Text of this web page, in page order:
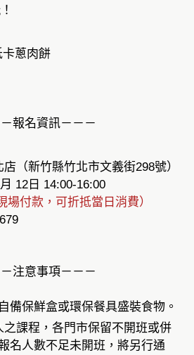
蔥肉餅
報名資訊－－－
（新竹縣竹北市文義街298號）
12日 14:00-16:00
場付款，可折抵當日消費）
注意事項－－－
備保鮮盒或環保餐具盛裝食物。
之課程，各門市保留不開班或併
名人數不足未開班，將另行通